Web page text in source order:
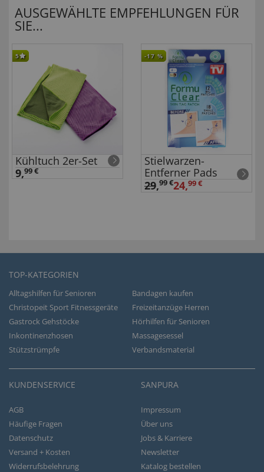
AUSGEWÄHLTE EMPFEHLUNGEN FÜR
SIE...
5
Kühltuch 2er-Set
9,99 €
-17 %
Stielwarzen-
Entferner Pads
29,99 €24,99 €
TOP-KATEGORIEN
Alltagshilfen für Senioren
Bandagen kaufen
Christopeit Sport Fitnessgeräte
Freizeitanzüge Herren
Gastrock Gehstöcke
Hörhilfen für Senioren
Inkontinenzhosen
Massagesessel
Stützstrümpfe
Verbandsmaterial
KUNDENSERVICE
AGB
Häufige Fragen
Datenschutz
Versand + Kosten
Widerrufsbelehrung
SANPURA
Impressum
Über uns
Jobs & Karriere
Newsletter
Katalog bestellen